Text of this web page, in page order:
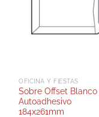
OFICINA Y FIESTAS
Sobre Offset Blanco
Autoadhesivo
184x261mm